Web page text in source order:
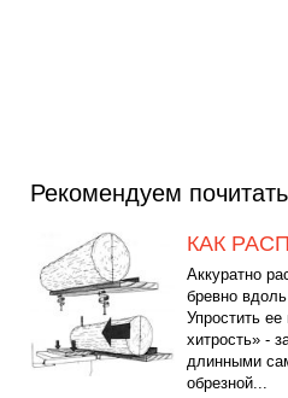
Рекомендуем почитать
КАК
Аккуратно
бревно
Упростить
хитрость» -
длинными
обрезной...